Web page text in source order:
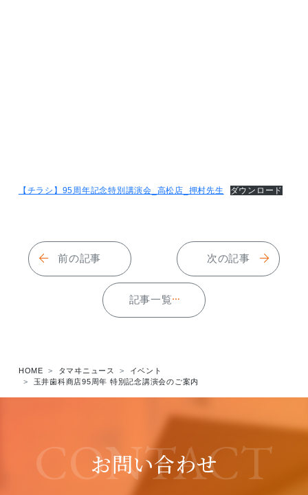
【チラシ】95周年記念特別講演会_高松店_押村先生 ダウンロード
前の記事
記事一覧
次の記事
HOME タマヰニュース
イベント
玉井歯科商店95周年 特別記念講演会のご案内
CONTACT
お問い合わせ